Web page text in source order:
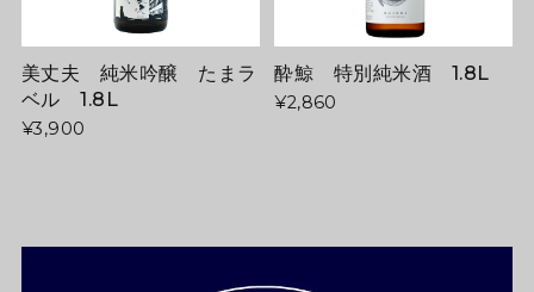
美丈夫 純米吟醸 たまラ
ベル 1.8L
¥3,900
酔鯨 特別純米酒 1.8L
¥2,860